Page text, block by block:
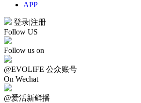
APP
登录|注册
Follow US
Follow us on
@EVOLIFE 公众账号
On Wechat
@爱活新鲜播